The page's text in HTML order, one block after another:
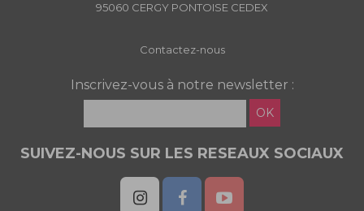
95060 CERGY PONTOISE CEDEX
Contactez-nous
Inscrivez-vous à notre newsletter :
OK
SUIVEZ-NOUS SUR LES RESEAUX SOCIAUX